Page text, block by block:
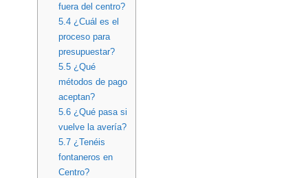
fuera del centro?
5.4¿Cuál es el
proceso para
presupuestar?
5.5¿Qué
métodos de pago
aceptan?
5.6¿Qué pasa si
vuelve la avería?
5.7¿Tenéis
fontaneros en
Centro?